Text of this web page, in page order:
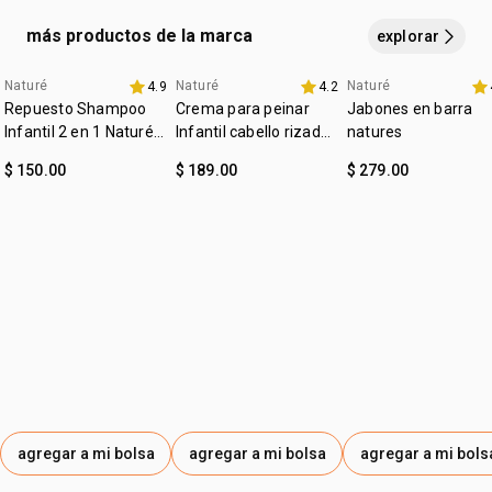
SÓDIO, POLIQUATÉRNIO-10, TETRAESTEARATO DE PEG-
150 PENTAERITRITILA, ÁCIDO CÍTRICO, GLICONATO DE
SÓDIO, HEXIL CINAMAL, GLICERÍDEOS
CAPRÍLICO/CÁPRICO PEG-6, LIMONENO, LINALOL,
más productos de la marca explorar
Naturé 4.9
Repuesto Shampoo
Infantil 2 en 1 Naturé
$ 150.00
agregar a mi bolsa
Naturé 4.2
Crema para peinar
Infantil cabello rizado
$ 189.00
agregar a mi bolsa
Favoritos
Naturé
Jabones en barra
natures
$ 279.00
agregar a mi